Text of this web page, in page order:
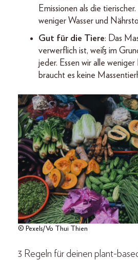
Emissionen als die
weniger Wasser und
Gut für die Tiere: Das
verwerflich ist, weiß im
jeder. Essen wir alle weniger
braucht es keine
© Pexels/Vo Thui Thien
3 Regeln für deinen plant-